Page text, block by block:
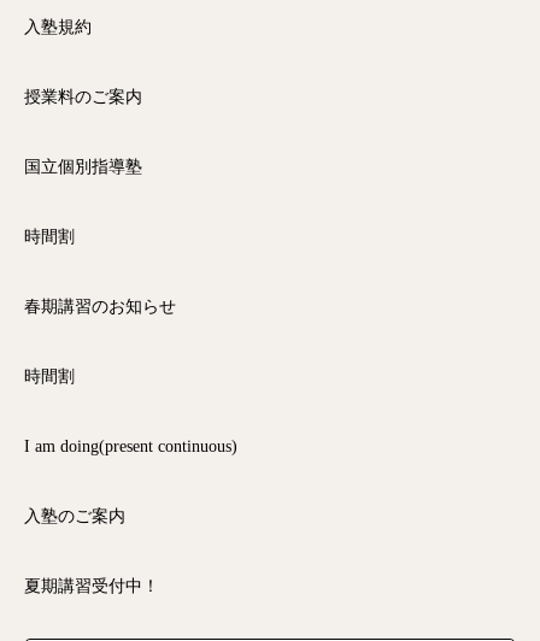
入塾規約
授業料のご案内
国立個別指導塾
時間割
春期講習のお知らせ
時間割
I am doing(present continuous)
入塾のご案内
夏期講習受付中！